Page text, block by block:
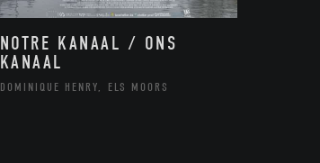
NOTRE KANAAL / ONS
KANAAL
DOMINIQUE HENRY, ELS MOORS